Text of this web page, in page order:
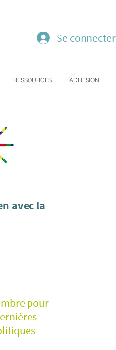
Se connecter
RESSOURCES ADHÉSION
avec la
pour